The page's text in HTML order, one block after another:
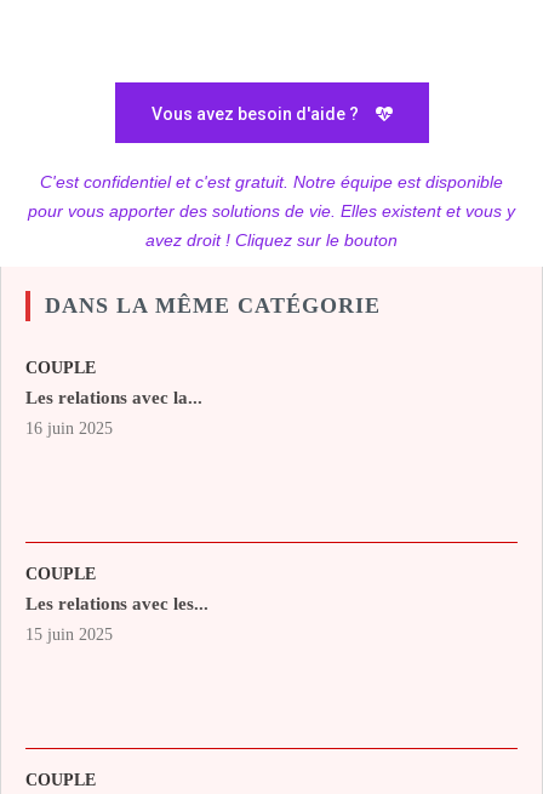
Vous avez besoin d'aide ?
C'est confidentiel et c'est gratuit. Notre équipe est disponible
pour vous apporter des solutions de vie. Elles existent et vous y
avez droit ! Cliquez sur le bouton
DANS LA MÊME CATÉGORIE
COUPLE
Les relations avec la...
16 juin 2025
COUPLE
Les relations avec les...
15 juin 2025
COUPLE